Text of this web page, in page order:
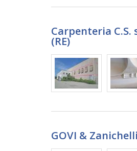
Carpenteria C.S.
(RE)
GOVI &